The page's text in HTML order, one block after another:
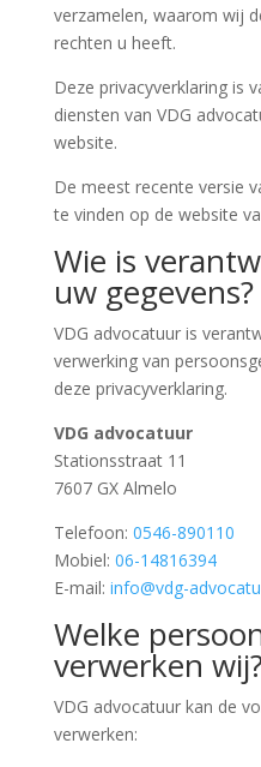
verzamelen, waarom wij
rechten u heeft.
Deze privacyverklaring is
diensten van VDG
website.
De meest recente versie
te vinden op de website
Wie is
uw gegevens?
VDG advocatuur is
verwerking van
deze privacyverklaring.
VDG advocatuur
Stationsstraat 11
7607 GX Almelo
Telefoon: 0546-890110
Mobiel: 06-14816394
E-mail: info@vdg-
Welke
verwerken
VDG advocatuur kan de
verwerken: